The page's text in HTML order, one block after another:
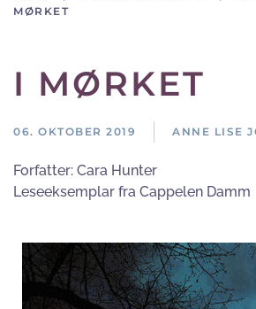
MØRKET
I MØRKET
06. OKTOBER 2019 ANNE LISE
Forfatter: Cara Hunter
Leseeksemplar fra Cappelen Damm